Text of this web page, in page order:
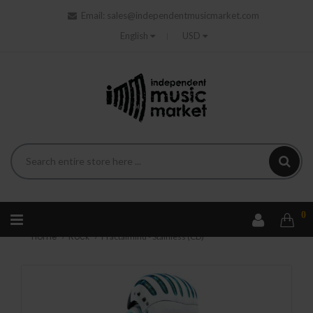
Email:
sales@independentmusicmarket.com
English
USD
0
Home Rock Fractalmind - Stainless (CD)